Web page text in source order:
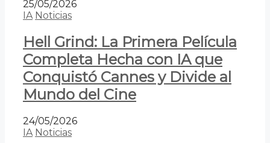
25/05/2026
IA Noticias
Hell Grind: La Primera Película
Completa Hecha con IA que
Conquistó Cannes y Divide al
Mundo del Cine
24/05/2026
IA Noticias